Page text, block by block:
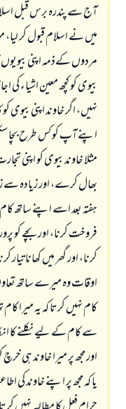
آج سے پندرہ برس قبل
ميں نے اسلام قبول كر
مردوں كےذمہ اپنى
بيوى كو كچھ معين
نہيں، اگر خاوند اپنى
اپنے آپ كو كس طرح بچا
مثلا خاوند بيوى كو اپنى
بھال كرے، اور زيادہ سے
ہفتہ بعد اسے اپنے ساتھ
فروخت كرنا، اور بچے كو
كرنا، اور گھر ميں كھانا
اوقات وہ ميرے ساتھ تعاون
كام نہيں كرتا كہ يہ ميرا
سے كام كے ليے نكلنے كا
اور مجھ پر ميرا خاوند ہى
يا كہ مجھ پر اپنے خاوند